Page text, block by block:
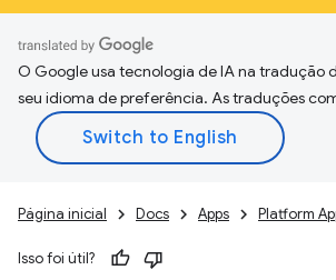
O Google usa tecnologia de IA na tradução
seu idioma de preferência. As traduções
Página inicial Docs Apps Platform
Isso foi útil?